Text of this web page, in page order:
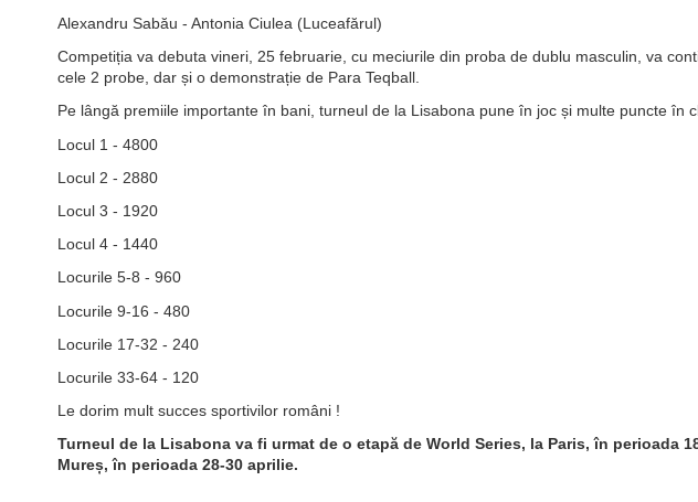
Alexandru Sabău - Antonia Ciulea (Luceafărul)
Competiția va debuta vineri, 25 februarie, cu meciurile din proba de dublu masculin, va
cele 2 probe, dar și o demonstrație de Para Teqball.
Pe lângă premiile importante în bani, turneul de la Lisabona pune în joc și multe puncte în
Locul 1 - 4800
Locul 2 - 2880
Locul 3 - 1920
Locul 4 - 1440
Locurile 5-8 - 960
Locurile 9-16 - 480
Locurile 17-32 - 240
Locurile 33-64 - 120
Le dorim mult succes sportivilor români !
Turneul de la Lisabona va fi urmat de o etapă de World Series, la Paris, în perioada
Mureș, în perioada 28-30 aprilie.